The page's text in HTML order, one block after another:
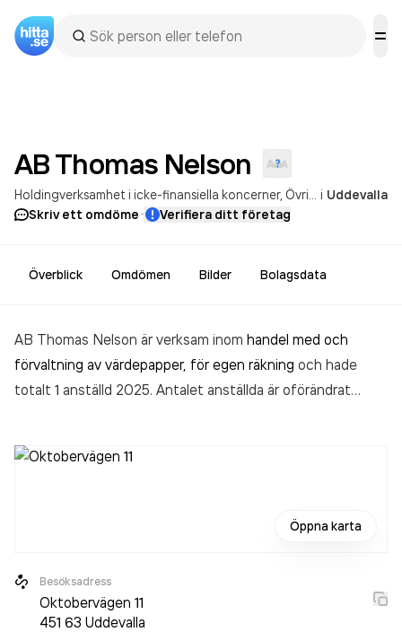
AB Thomas Nelson
Holdingverksamhet i icke-finansiella koncerner Övrig reklamverksamhet i Uddevalla
Skriv ett omdöme· Verifiera ditt företag
Överblick Omdömen Bilder Bolagsdata
AB Thomas Nelson är verksam inom handel med och
förvaltning av värdepapper, för egen räkning och hade
totalt 1 anställd 2025. Antalet anställda är oförändrat
senaste räkenskapsåret (2025).
Öppna karta
Besöksadress
Oktobervägen 11
451 63 Uddevalla